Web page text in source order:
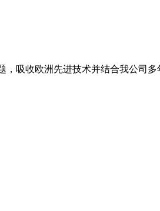
吸收欧洲先进技术并结合我公司